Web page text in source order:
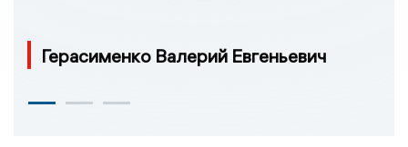
Герасименко Валерий Евгеньевич